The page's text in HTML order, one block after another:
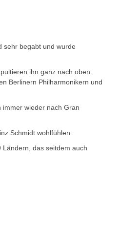
sehr begabt und wurde
ihn ganz nach oben.
Berlinern Philharmonikern und
wieder nach Gran
Schmidt wohlfühlen.
das seitdem auch